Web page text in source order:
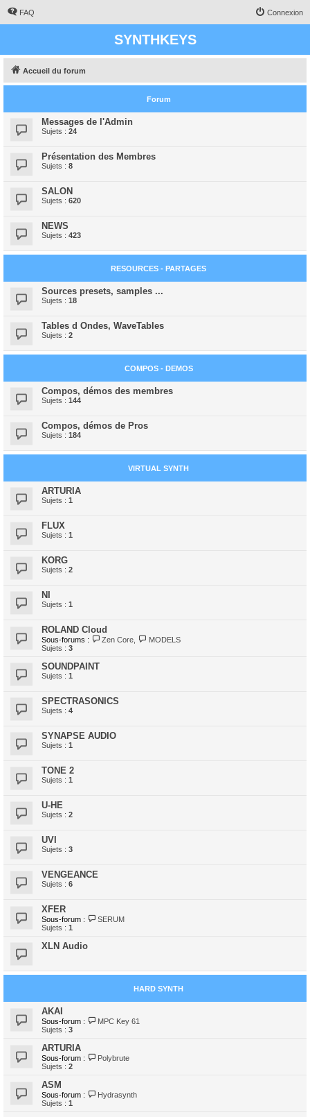
FAQ Connexion
SYNTHKEYS
Accueil du forum
Forum
Messages de l'Admin
Sujets : 24
Présentation des Membres
Sujets : 8
SALON
Sujets : 620
NEWS
Sujets : 423
RESOURCES - PARTAGES
Sources presets, samples ...
Sujets : 18
Tables d Ondes, WaveTables
Sujets : 2
COMPOS - DEMOS
Compos, démos des membres
Sujets : 144
Compos, démos de Pros
Sujets : 184
VIRTUAL SYNTH
ARTURIA
Sujets : 1
FLUX
Sujets : 1
KORG
Sujets : 2
NI
Sujets : 1
ROLAND Cloud
Sous-forums : Zen Core
MODELS
Sujets : 3
SOUNDPAINT
Sujets : 1
SPECTRASONICS
Sujets : 4
SYNAPSE AUDIO
Sujets : 1
TONE 2
Sujets : 1
U-HE
Sujets : 2
UVI
Sujets : 3
VENGEANCE
Sujets : 6
XFER
Sous-forum :
SERUM
Sujets : 1
XLN Audio
HARD SYNTH
AKAI
Sous-forum :
MPC Key 61
Sujets : 3
ARTURIA
Sous-forum :
Polybrute
Sujets : 2
ASM
Sous-forum :
Hydrasynth
Sujets : 1